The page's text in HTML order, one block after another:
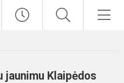
jaunimu Klaipėdos